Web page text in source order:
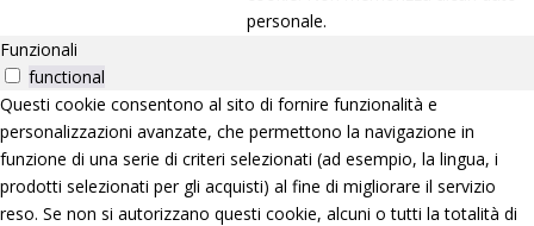
personale.
Funzionali
functional
Questi cookie consentono al sito di fornire funzionalità e
personalizzazioni avanzate, che permettono la navigazione in
funzione di una serie di criteri selezionati (ad esempio, la lingua, i
prodotti selezionati per gli acquisti) al fine di migliorare il servizio
reso. Se non si autorizzano questi cookie, alcuni o tutti la totalità di